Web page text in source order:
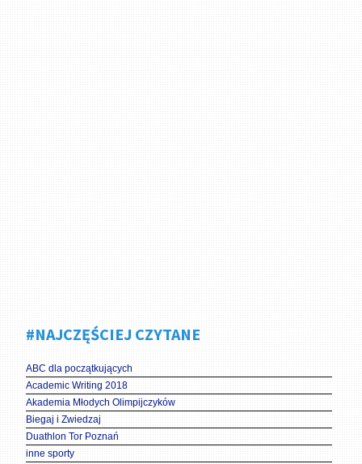
#NAJCZĘŚCIEJ CZYTANE
ABC dla początkujących
Academic Writing 2018
Akademia Młodych Olimpijczyków
Biegaj i Zwiedzaj
Duathlon Tor Poznań
inne sporty